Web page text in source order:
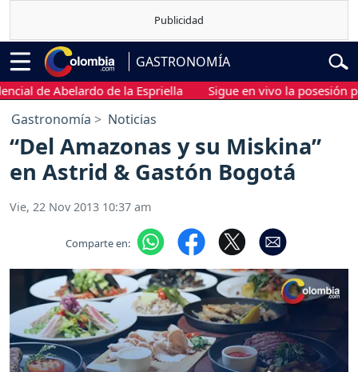
GASTRONOMÍA
de Abelardo de la Espriella Sigue en vivo la posesión
Gastronomía Noticias
“Del Amazonas y su Miskina”
en Astrid & Gastón Bogotá
Vie, 22 Nov 2013 10:37 am
Comparte en: